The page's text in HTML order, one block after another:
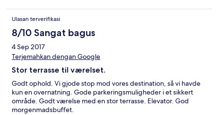
Ulasan terverifikasi
8/10 Sangat bagus
4 Sep 2017
Terjemahkan dengan Google
Stor terrasse til værelset.
Godt ophold. Vi gjode stop mod vores destination, så vi havde
kun en overnatning. Gode parkeringsmuligheder i et sikkert
område. Godt værelse med en stor terrasse. Elevator. God
morgenmadsbuffet.